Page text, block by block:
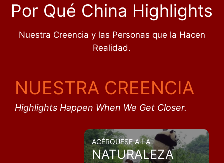
Por Qué China Highlights
Nuestra Creencia y las Personas que la Hacen
Realidad.
NUESTRA CREENCIA
Highlights Happen When We Get Closer.
ACÉRQUESE A LA
NATURALEZA